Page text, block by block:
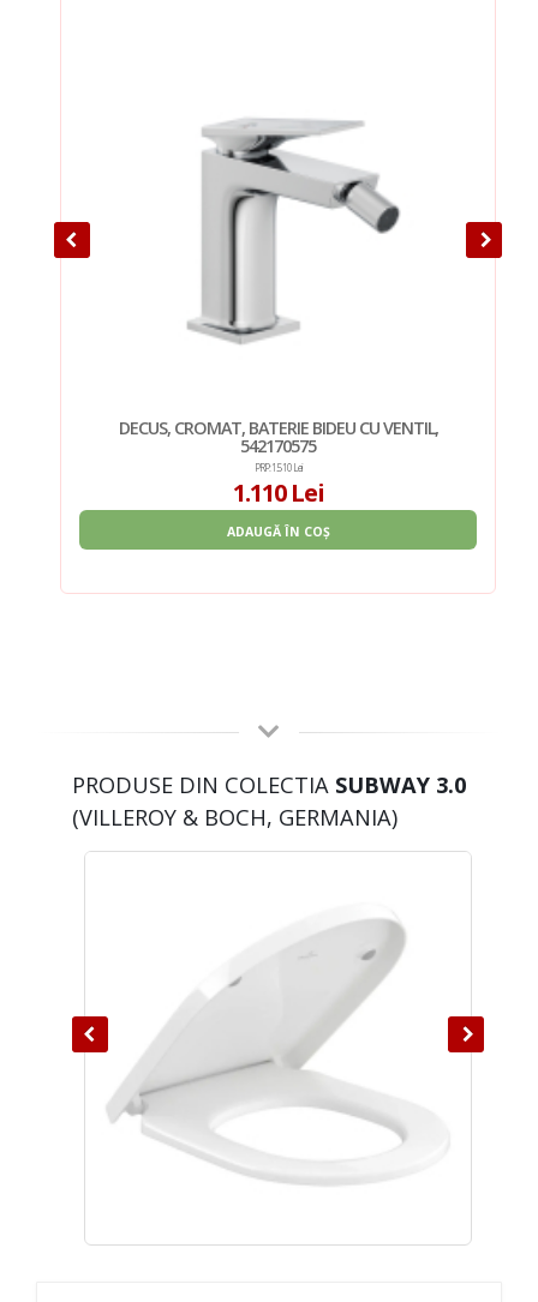
DECUS, CROMAT, BATERIE BIDEU CU VENTIL,
542170575
PRP: 1.510 Lei
1.110 Lei
ADAUGĂ ÎN COȘ
PRODUSE DIN COLECTIA SUBWAY 3.0
(VILLEROY & BOCH, GERMANIA)